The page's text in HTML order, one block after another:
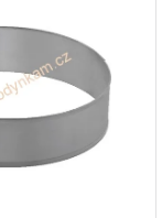
p
r
o
d